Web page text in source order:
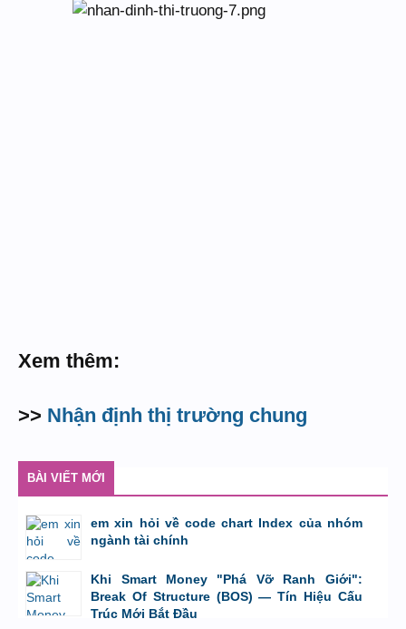
Xem thêm:
>> Nhận định thị trường chung
BÀI VIẾT MỚI
em xin hỏi về code chart Index của nhóm
ngành tài chính
bởi GiaBao09052000 ,8/7/26 lúc 10:21
Khi Smart Money "Phá Vỡ Ranh Giới":
Break Of Structure (BOS) — Tín Hiệu Cấu
Trúc Mới Bắt Đầu